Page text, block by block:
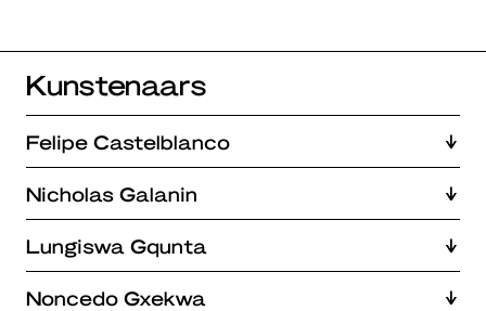
Kunstenaars
Felipe Castelblanco
Nicholas Galanin
Lungiswa Gqunta
Noncedo Gxekwa